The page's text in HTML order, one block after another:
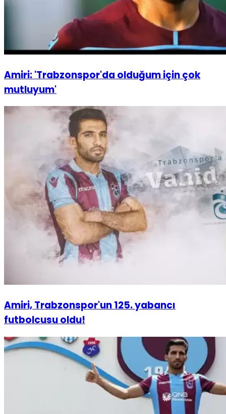
Amiri: 'Trabzonspor'da olduğum için çok
mutluyum'
Amiri, Trabzonspor'un 125. yabancı
futbolcusu oldu!